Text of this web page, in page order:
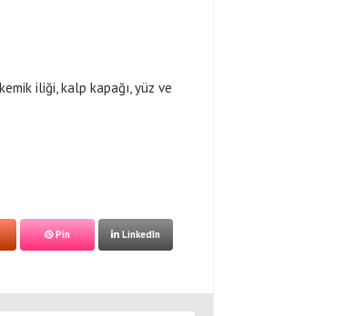
iliği, kalp kapağı, yüz ve
Pin LinkedIn